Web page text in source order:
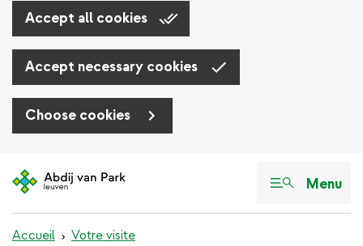
Accept all cookies
Accept necessary cookies
Choose cookies
au
Menu
Accueil Votre visite